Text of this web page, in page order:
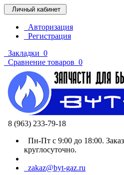
Личный кабинет
Авторизация
Регистрация
Закладки 0
Сравнение товаров 0
8 (963) 233-79-18
Пн-Пт с 9:00 до 18:00.
круглосуточно.
zakaz@byt-gaz.ru